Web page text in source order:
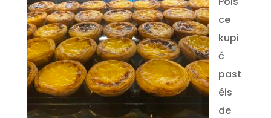
ce
kupi
ć
past
éis
de